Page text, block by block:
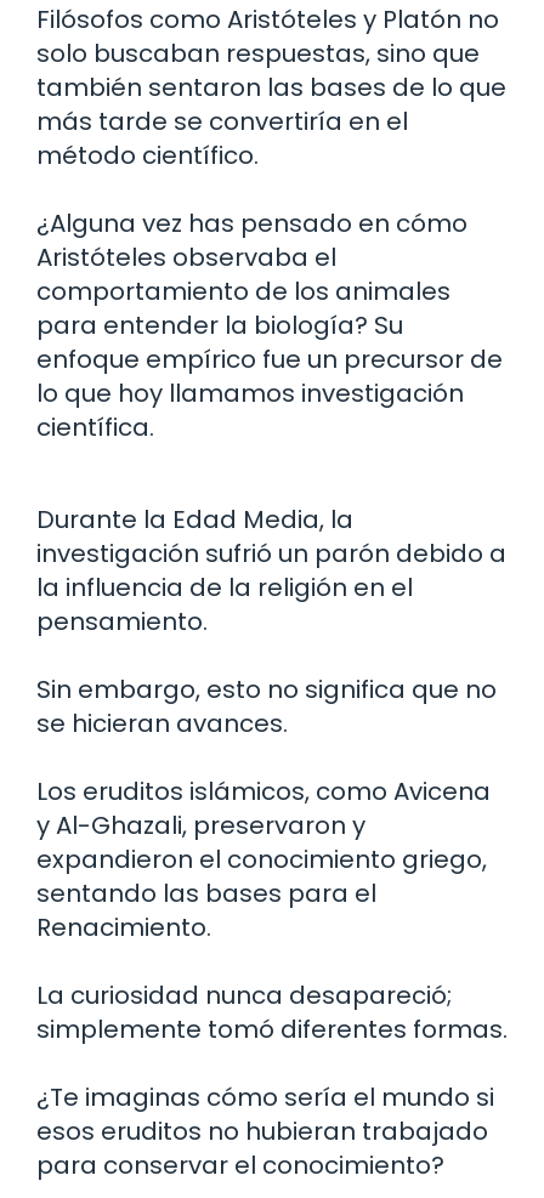
Filósofos como Aristóteles y Platón no
solo buscaban respuestas, sino que
también sentaron las bases de lo que
más tarde se convertiría en el
método científico.
¿Alguna vez has pensado en cómo
Aristóteles observaba el
comportamiento de los animales
para entender la biología? Su
enfoque empírico fue un precursor de
lo que hoy llamamos investigación
científica.
Durante la Edad Media, la
investigación sufrió un parón debido a
la influencia de la religión en el
pensamiento.
Sin embargo, esto no significa que no
se hicieran avances.
Los eruditos islámicos, como Avicena
y Al-Ghazali, preservaron y
expandieron el conocimiento griego,
sentando las bases para el
Renacimiento.
La curiosidad nunca desapareció;
simplemente tomó diferentes formas.
¿Te imaginas cómo sería el mundo si
esos eruditos no hubieran trabajado
para conservar el conocimiento?